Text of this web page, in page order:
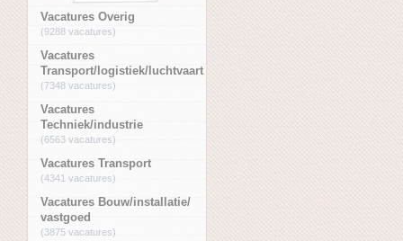
Vacatures Overig
(9288 vacatures)
Vacatures
Transport/logistiek/luchtvaart
(7348 vacatures)
Vacatures
Techniek/industrie
(6563 vacatures)
Vacatures Transport
(4341 vacatures)
Vacatures Bouw/installatie/
vastgoed
(3875 vacatures)